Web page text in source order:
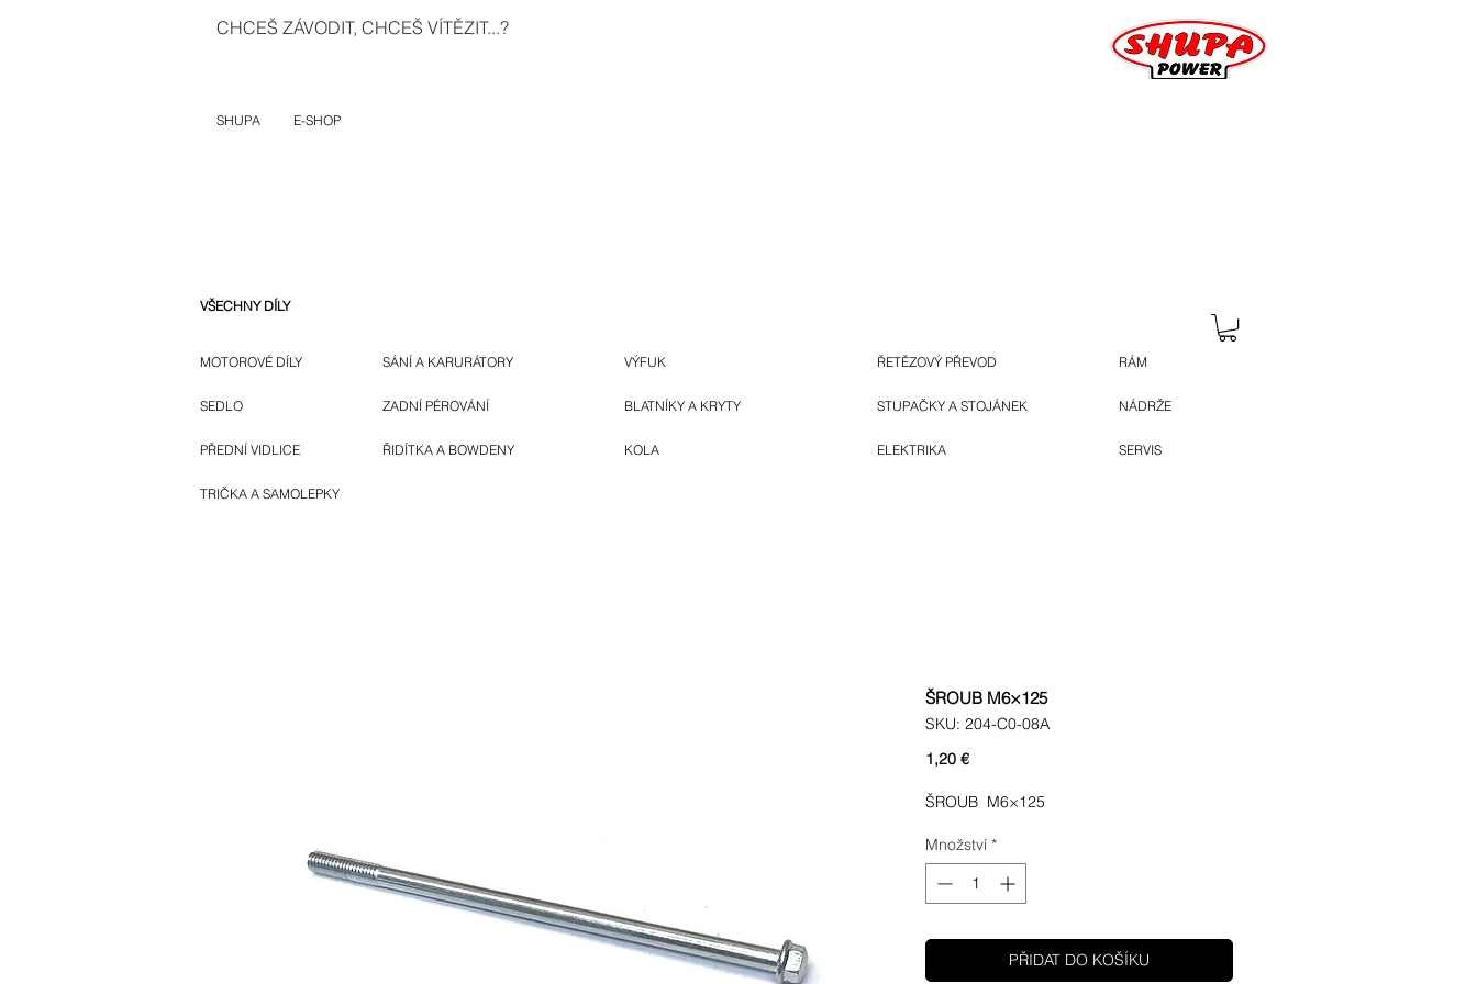
CHCEŠ ZÁVODIT, CHCEŠ VÍTĚZIT...?
SHUPA E-SHOP
VŠECHNY DÍLY
MOTOROVÉ DÍLY
SEDLO
PŘEDNÍ VIDLICE
SÁNÍ A KARURÁTORY
ZADNÍ PÉROVÁNÍ
ŘIDÍTKA A BOWDENY
VÝFUK
BLATNÍKY A KRYTY
KOLA
ŘETĚZOVÝ PŘEVOD
STUPAČKY A STOJÁNEK
ELEKTRIKA
RÁM
NÁDRŽE
SERVIS
TRIČKA A SAMOLEPKY
ŠROUB M6×125
SKU: 204-C0-08A
1,20 €Cena
ŠROUB M6×125
Množství *
PŘIDAT DO KOŠÍKU